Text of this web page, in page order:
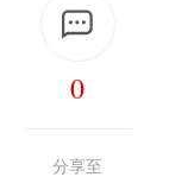
0
分享至